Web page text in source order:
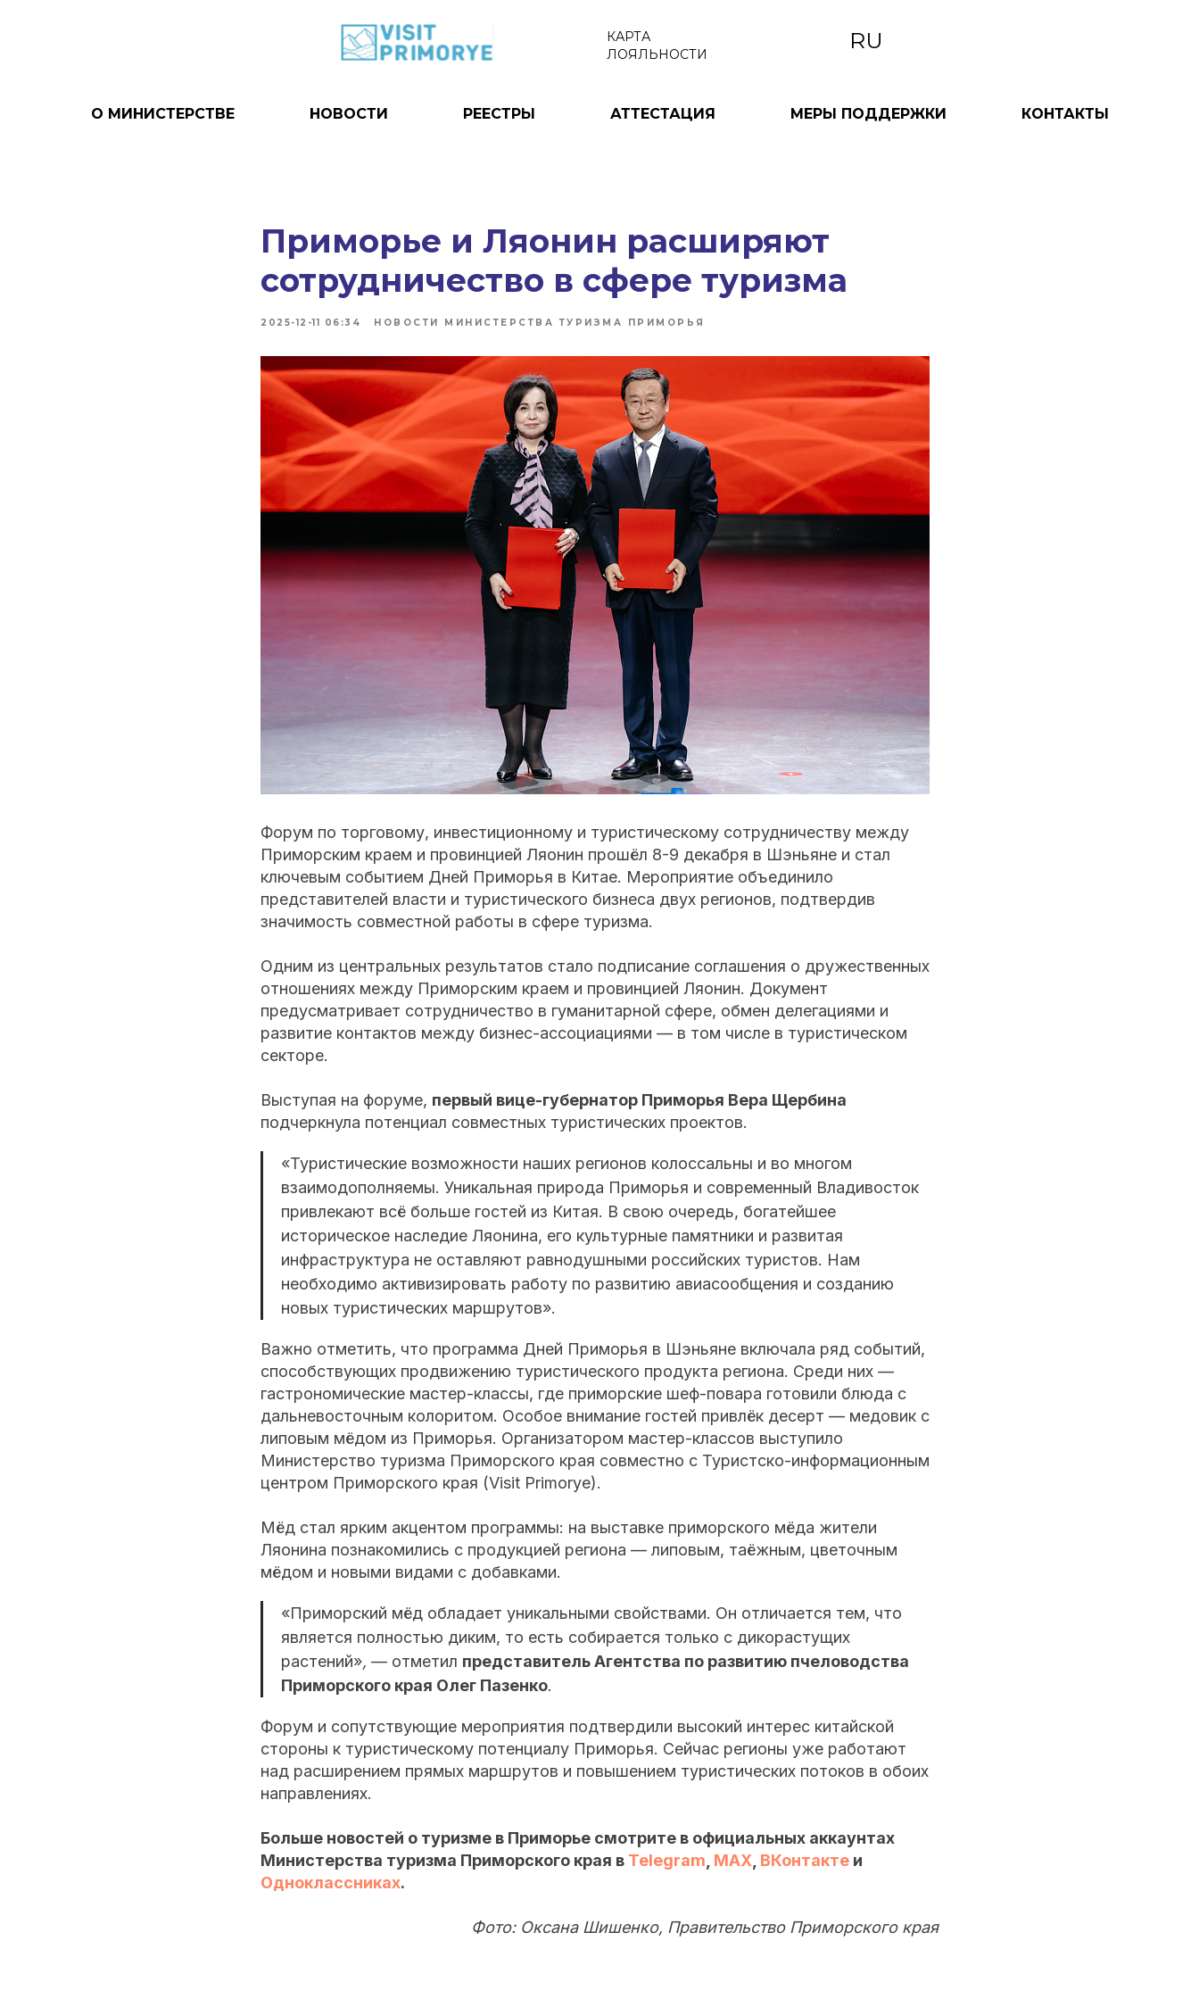
RU
КАРТА
ЛОЯЛЬНОСТИ
О МИНИСТЕРСТВЕ НОВОСТИ РЕЕСТРЫ АТТЕСТАЦИЯ МЕРЫ ПОДДЕРЖКИ КОНТАКТЫ
Приморье и Ляонин расширяют
сотрудничество в сфере туризма
2025-12-11 06:34 НОВОСТИ МИНИСТЕРСТВА ТУРИЗМА ПРИМОРЬЯ
Форум по торговому, инвестиционному и туристическому сотрудничеству между
Приморским краем и провинцией Ляонин прошёл 8-9 декабря в Шэньяне и стал
ключевым событием Дней Приморья в Китае. Мероприятие объединило
представителей власти и туристического бизнеса двух регионов, подтвердив
значимость совместной работы в сфере туризма.
Одним из центральных результатов стало подписание соглашения о дружественных
отношениях между Приморским краем и провинцией Ляонин. Документ
предусматривает сотрудничество в гуманитарной сфере, обмен делегациями и
развитие контактов между бизнес-ассоциациями — в том числе в туристическом
секторе.
Выступая на форуме, первый вице-губернатор Приморья Вера Щербина
подчеркнула потенциал совместных туристических проектов.
«Туристические возможности наших регионов колоссальны и во многом
взаимодополняемы. Уникальная природа Приморья и современный Владивосток
привлекают всё больше гостей из Китая. В свою очередь, богатейшее
историческое наследие Ляонина, его культурные памятники и развитая
инфраструктура не оставляют равнодушными российских туристов. Нам
необходимо активизировать работу по развитию авиасообщения и созданию
новых туристических маршрутов».
Важно отметить, что программа Дней Приморья в Шэньяне включала ряд событий,
способствующих продвижению туристического продукта региона. Среди них —
гастрономические мастер-классы, где приморские шеф-повара готовили блюда с
дальневосточным колоритом. Особое внимание гостей привлёк десерт — медовик с
липовым мёдом из Приморья. Организатором мастер-классов выступило
Министерство туризма Приморского края совместно с Туристско-информационным
центром Приморского края (Visit Primorye).
Мёд стал ярким акцентом программы: на выставке приморского мёда жители
Ляонина познакомились с продукцией региона — липовым, таёжным, цветочным
мёдом и новыми видами с добавками.
«Приморский мёд обладает уникальными свойствами. Он отличается тем, что
является полностью диким, то есть собирается только с дикорастущих
растений», — отметил представитель Агентства по развитию пчеловодства
Приморского края Олег Пазенко.
Форум и сопутствующие мероприятия подтвердили высокий интерес китайской
стороны к туристическому потенциалу Приморья. Сейчас регионы уже работают
над расширением прямых маршрутов и повышением туристических потоков в обоих
направлениях.
Больше новостей о туризме в Приморье смотрите в официальных аккаунтах
Министерства туризма Приморского края в Telegram MAX ВКонтакте и
Одноклассниках.
Фото: Оксана Шишенко, Правительство Приморского края